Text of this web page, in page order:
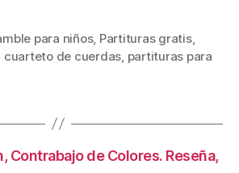
para niños, Partituras gratis,
cuarteto de cuerdas, partituras para
Contrabajo de Colores. Reseña,